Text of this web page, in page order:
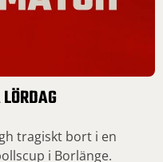
tragiskt bort i en
i Borlänge.